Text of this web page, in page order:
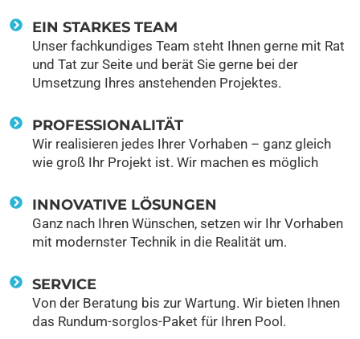
EIN STARKES TEAM
Unser fachkundiges Team steht Ihnen gerne mit Rat
und Tat zur Seite und berät Sie gerne bei der
Umsetzung Ihres anstehenden Projektes.
PROFESSIONALITÄT
Wir realisieren jedes Ihrer Vorhaben – ganz gleich
wie groß Ihr Projekt ist. Wir machen es möglich
INNOVATIVE LÖSUNGEN
Ganz nach Ihren Wünschen, setzen wir Ihr Vorhaben
mit modernster Technik in die Realität um.
SERVICE
Von der Beratung bis zur Wartung. Wir bieten Ihnen
das Rundum-sorglos-Paket für Ihren Pool.